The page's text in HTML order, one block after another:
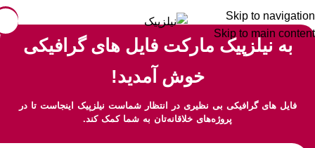
Skip to navigation
Skip to main content
به نیلزپیک مارکت فایل های گرافیکی
خوش آمدید!
فایل های گرافیکی بی نظیری در انتظار شماست نیلزپیک اینجاست تا در
پروژه‌های خلاقانه‌تان به شما کمک کند.